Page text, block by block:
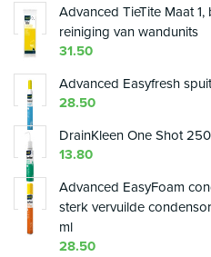
Advanced TieTite Maat
reiniging van wandunits
31.50
Advanced Easyfresh
28.50
DrainKleen One Shot
13.80
Advanced EasyFoam
sterk vervuilde
ml
28.50